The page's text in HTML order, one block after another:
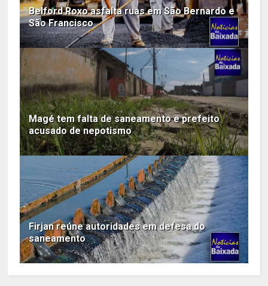
Belford Roxo asfalta ruas em São Bernardo e
São Francisco
Magé tem falta de saneamento e prefeito
acusado de nepotismo
Firjan reúne autoridades em defesa do
saneamento